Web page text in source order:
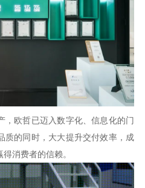
，欧哲已迈入数字化、信息化的门
质的同时，大大提升交付效率，成
消费者的信赖。